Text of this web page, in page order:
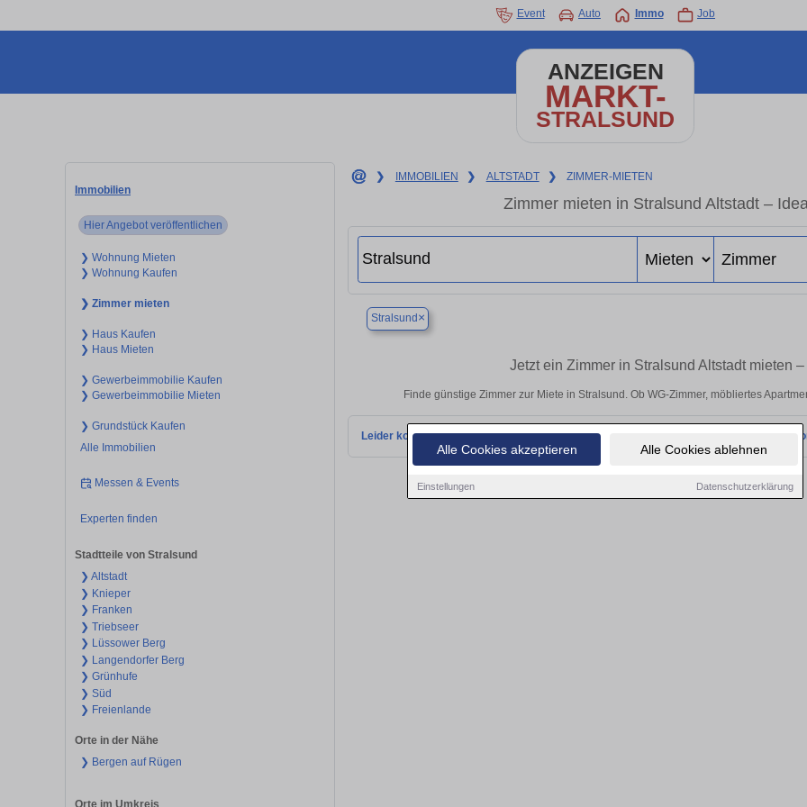
Alle Cookies akzeptieren Alle Cookies ablehnen
Einstellungen Datenschutzerklärung
Event Auto Immo Job
ANZEIGEN
MARKT-
STRALSUND
Immobilien
Hier Angebot veröffentlichen
❯ Wohnung Mieten
❯ Wohnung Kaufen
❯ Zimmer mieten
❯ Haus Kaufen
❯ Haus Mieten
❯ Gewerbeimmobilie Kaufen
❯ Gewerbeimmobilie Mieten
❯ Grundstück Kaufen
Alle Immobilien
Messen & Events
Experten finden
Stadtteile von Stralsund
❯ Altstadt
❯ Knieper
❯ Franken
❯ Triebseer
❯ Lüssower Berg
❯ Langendorfer Berg
❯ Grünhufe
❯ Süd
❯ Freienlande
Orte in der Nähe
❯ Bergen auf Rügen
Orte im Umkreis
❯ IMMOBILIEN ❯ ALTSTADT ❯ ZIMMER-MIETEN
Zimmer mieten in Stralsund Altstadt –
Stralsund ×
Jetzt ein Zimmer in Stralsund Altstadt mieten
Finde günstige Zimmer zur Miete in Stralsund. Ob WG-Zimmer, möbliertes
Leider konnten wir derzeit keine passenden Objekte finden. Schauen Sie bald wieder